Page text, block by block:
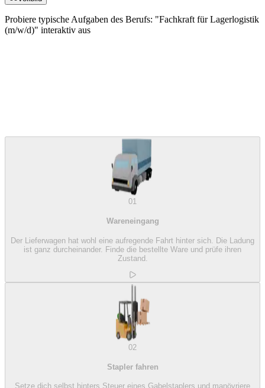
Probiere typische Aufgaben des Berufs: "Fachkraft für Lagerlogistik
(m/w/d)" interaktiv aus
01
Wareneingang
Der Lieferwagen hat wohl eine aufregende Fahrt hinter sich. Die Ladung
ist ganz durcheinander. Finde die bestellte Ware und prüfe ihren
Zustand.
02
Stapler fahren
Setze dich selbst hinters Steuer eines Gabelstaplers und manövriere